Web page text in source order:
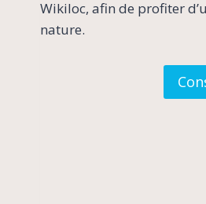
Wikiloc, afin de profiter
nature.